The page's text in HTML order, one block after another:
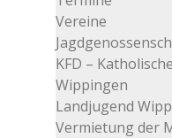
Vereine
KFD –
Wippingen
Landjugend
Vermietung der